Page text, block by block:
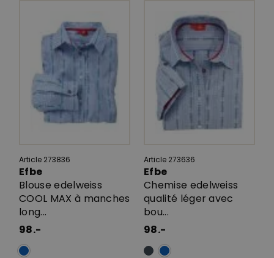
Article 273836
Efbe
Blouse edelweiss
COOL MAX à manches
long...
98.-
Article 273636
Efbe
Chemise edelweiss
qualité léger avec
bou...
98.-